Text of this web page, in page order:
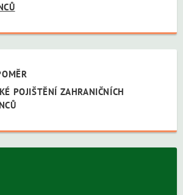
POJIŠTĚNÍ ZAHRANIČNÍCH